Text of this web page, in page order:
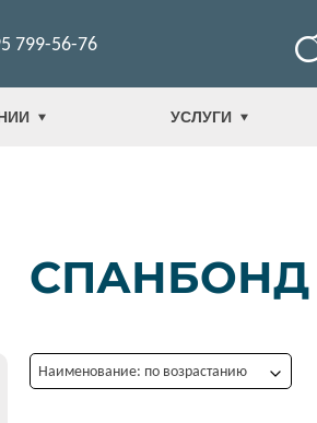
799-56-76
УСЛУГИ
СПАНБОНД
Наименование: по возрастанию